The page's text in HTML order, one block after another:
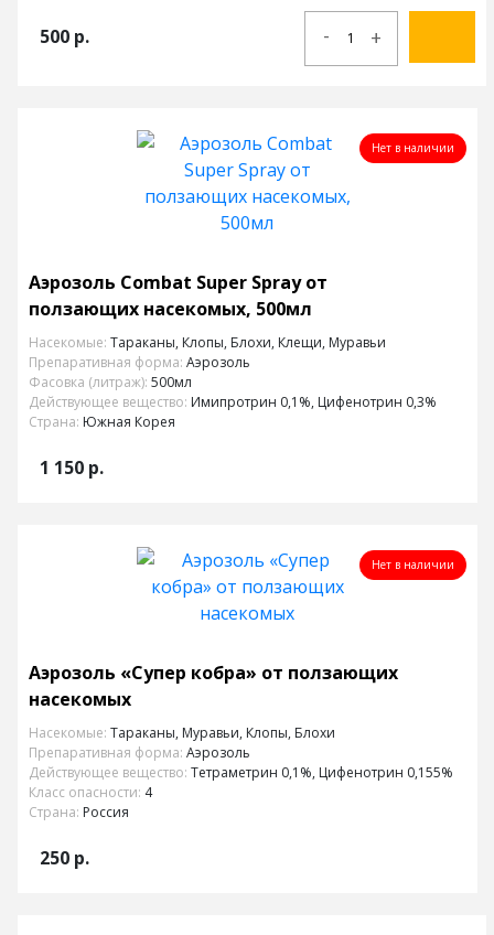
500 р. - +
Нет в наличии
Аэрозоль Combat Super Spray от
ползающих насекомых, 500мл
Насекомые: Тараканы, Клопы, Блохи, Клещи, Муравьи
Препаративная форма: Аэрозоль
Фасовка (литраж): 500мл
Действующее вещество: Имипротрин 0,1%, Цифенотрин 0,3%
Страна: Южная Корея
1 150 р.
Нет в наличии
Аэрозоль «Супер кобра» от ползающих
насекомых
Насекомые: Тараканы, Муравьи, Клопы, Блохи
Препаративная форма: Аэрозоль
Действующее вещество: Тетраметрин 0,1%, Цифенотрин 0,155%
Класс опасности: 4
Страна: Россия
250 р.